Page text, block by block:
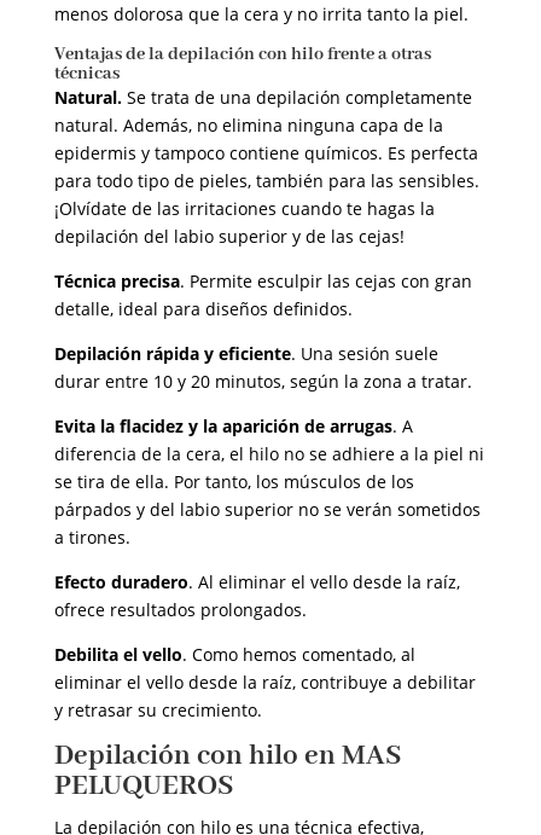
menos dolorosa que la cera y no irrita tanto la piel.
Ventajas de la depilación con hilo frente a otras
técnicas
Natural. Se trata de una depilación completamente
natural. Además, no elimina ninguna capa de la
epidermis y tampoco contiene químicos. Es perfecta
para todo tipo de pieles, también para las sensibles.
¡Olvídate de las irritaciones cuando te hagas la
depilación del labio superior y de las cejas!
Técnica precisa. Permite esculpir las cejas con gran
detalle, ideal para diseños definidos.
Depilación rápida y eficiente. Una sesión suele
durar entre 10 y 20 minutos, según la zona a tratar.
Evita la flacidez y la aparición de arrugas. A
diferencia de la cera, el hilo no se adhiere a la piel ni
se tira de ella. Por tanto, los músculos de los
párpados y del labio superior no se verán sometidos
a tirones.
Efecto duradero. Al eliminar el vello desde la raíz,
ofrece resultados prolongados.
Debilita el vello. Como hemos comentado, al
eliminar el vello desde la raíz, contribuye a debilitar
y retrasar su crecimiento.
Depilación con hilo en MAS
PELUQUEROS
La depilación con hilo es una técnica efectiva,